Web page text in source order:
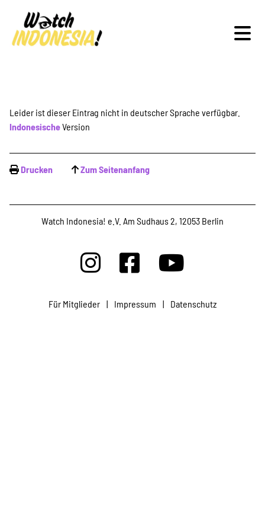
Schwerpunkte
Veranstaltungen
Publikationen
Projekte
Leider ist dieser Eintrag nicht in deutscher Sprache verfügbar.
IndonesischeVersion
Drucken Zum Seitenanfang
Watch Indonesia! e.V. Am Sudhaus 2, 12053 Berlin
Für Mitglieder | Impressum | Datenschutz